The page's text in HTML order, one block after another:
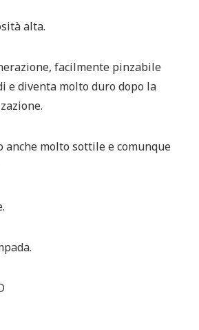
alta.
facilmente pinzabile
e diventa molto duro dopo la
anche molto sottile e comunque